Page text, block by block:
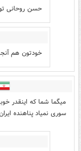
حسن روحانی
خودتون هم
میگما شما که اینقدر
سوری نمیاد پناهنده